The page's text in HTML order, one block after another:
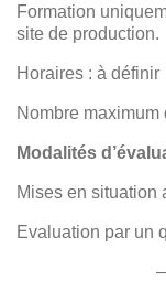
Formation
site de production.
Horaires : à définir
Nombre
Modalités
Mises en situation
Evaluation par un